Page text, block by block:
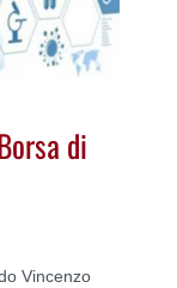
di
Vincenzo